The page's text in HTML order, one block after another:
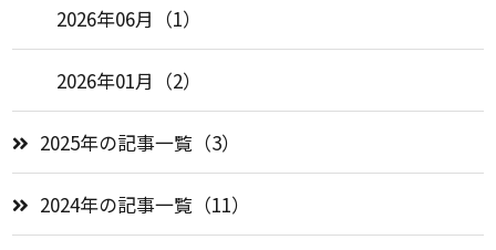
2026年06月（1）
2026年01月（2）
2025年の記事一覧（3）
2024年の記事一覧（11）